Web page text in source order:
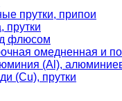
прутки, припои
прутки
флюсом
омедненная и
(Al),
(Cu), прутки